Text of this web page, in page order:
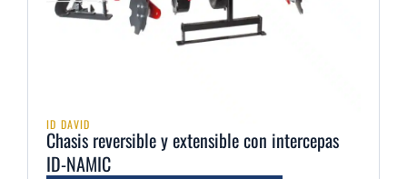
ID DAVID
Chasis reversible y extensible con intercepas
ID-NAMIC